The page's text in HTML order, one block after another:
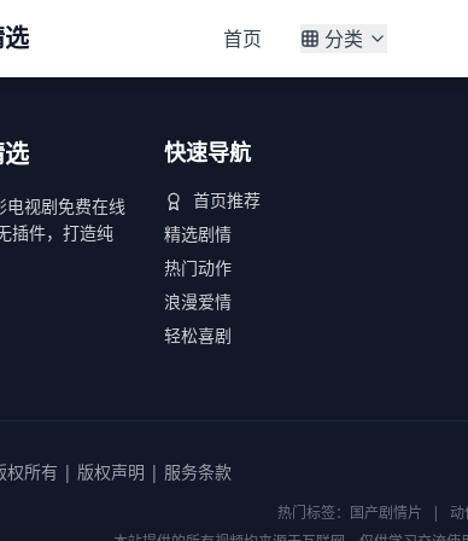
首页 分类
电视剧免费在线
插件，打造纯
快速导航
首页推荐
精选剧情
热门动作
浪漫爱情
轻松喜剧
权所有 | 版权声明 | 服务条款
热门标签： 国产剧情片 | 动